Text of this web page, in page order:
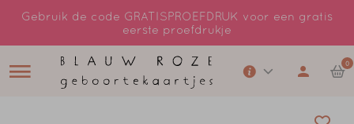
Gebruik de code GRATISPROEFDRUK voor een gratis
eerste proefdrukje
0